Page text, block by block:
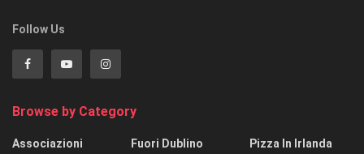
Follow Us
Browse by Category
Associazioni
Fuori Dublino
Pizza In Irlanda